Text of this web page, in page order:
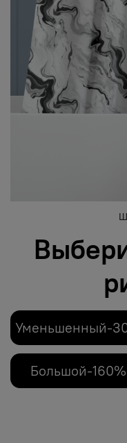
Уменьшенный-
Большой-160%